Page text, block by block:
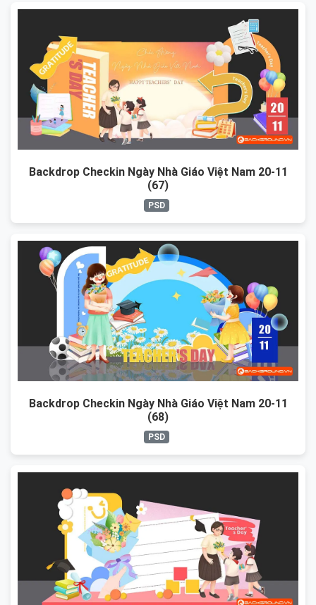
Backdrop Checkin Ngày Nhà Giáo Việt Nam 20-11
(67)
PSD
Backdrop Checkin Ngày Nhà Giáo Việt Nam 20-11
(68)
PSD